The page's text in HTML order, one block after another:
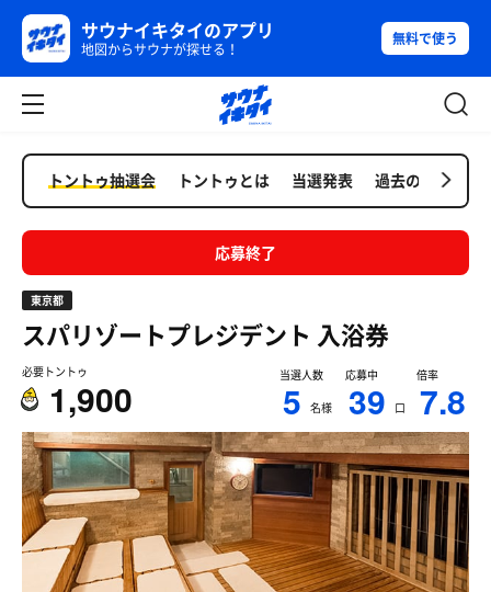
サウナイキタイのアプリ
地図からサウナが探せる！
無料で使う
トントゥ抽選会 トントゥとは 当選発表 過去の抽選会
応募終了
東京都
スパリゾートプレジデント 入浴券
必要トントゥ
1,900
当選人数
5 名様
応募中
39 口
倍率
7.8